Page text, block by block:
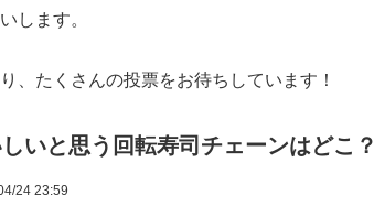
します。
、たくさんの投票をお待ちしています！
しいと思う回転寿司チェーンはどこ？
24 23:59